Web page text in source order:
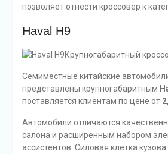
позволяет отнести кроссовер к
Haval H9
Крупногабаритный
Семиместные китайские
представлены крупногабаритным
поставляется клиентам по цене от
Автомобили отличаются
салона и расширенным набором
ассистентов. Силовая клетка